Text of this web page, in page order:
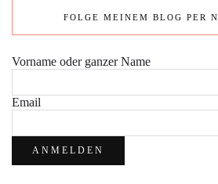
FOLGE MEINEM BLOG PER
Vorname oder ganzer Name
Email